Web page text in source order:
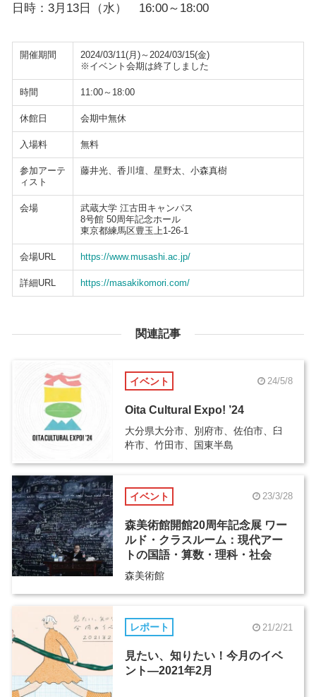
日時：3月13日（水） 16:00～18:00
開催期間
2024/03/11(月)～2024/03/15(金)
※イベント会期は終了しました
時間 11:00～18:00
休館日 会期中無休
入場料 無料
参加アーテ
ィスト
藤井光、香川壇、星野太、小森真樹
会場
武蔵大学 江古田キャンパス
8号館 50周年記念ホール
東京都練馬区豊玉上1-26-1
会場URL https://www.musashi.ac.jp/
詳細URL https://masakikomori.com/
関連記事
イベント 24/5/8
Oita Cultural Expo! ’24
大分県大分市、別府市、佐伯市、臼
杵市、竹田市、国東半島
イベント 23/3/28
森美術館開館20周年記念展 ワー
ルド・クラスルーム：現代アー
トの国語・算数・理科・社会
森美術館
レポート 21/2/21
見たい、知りたい！今月のイベ
ント―2021年2月